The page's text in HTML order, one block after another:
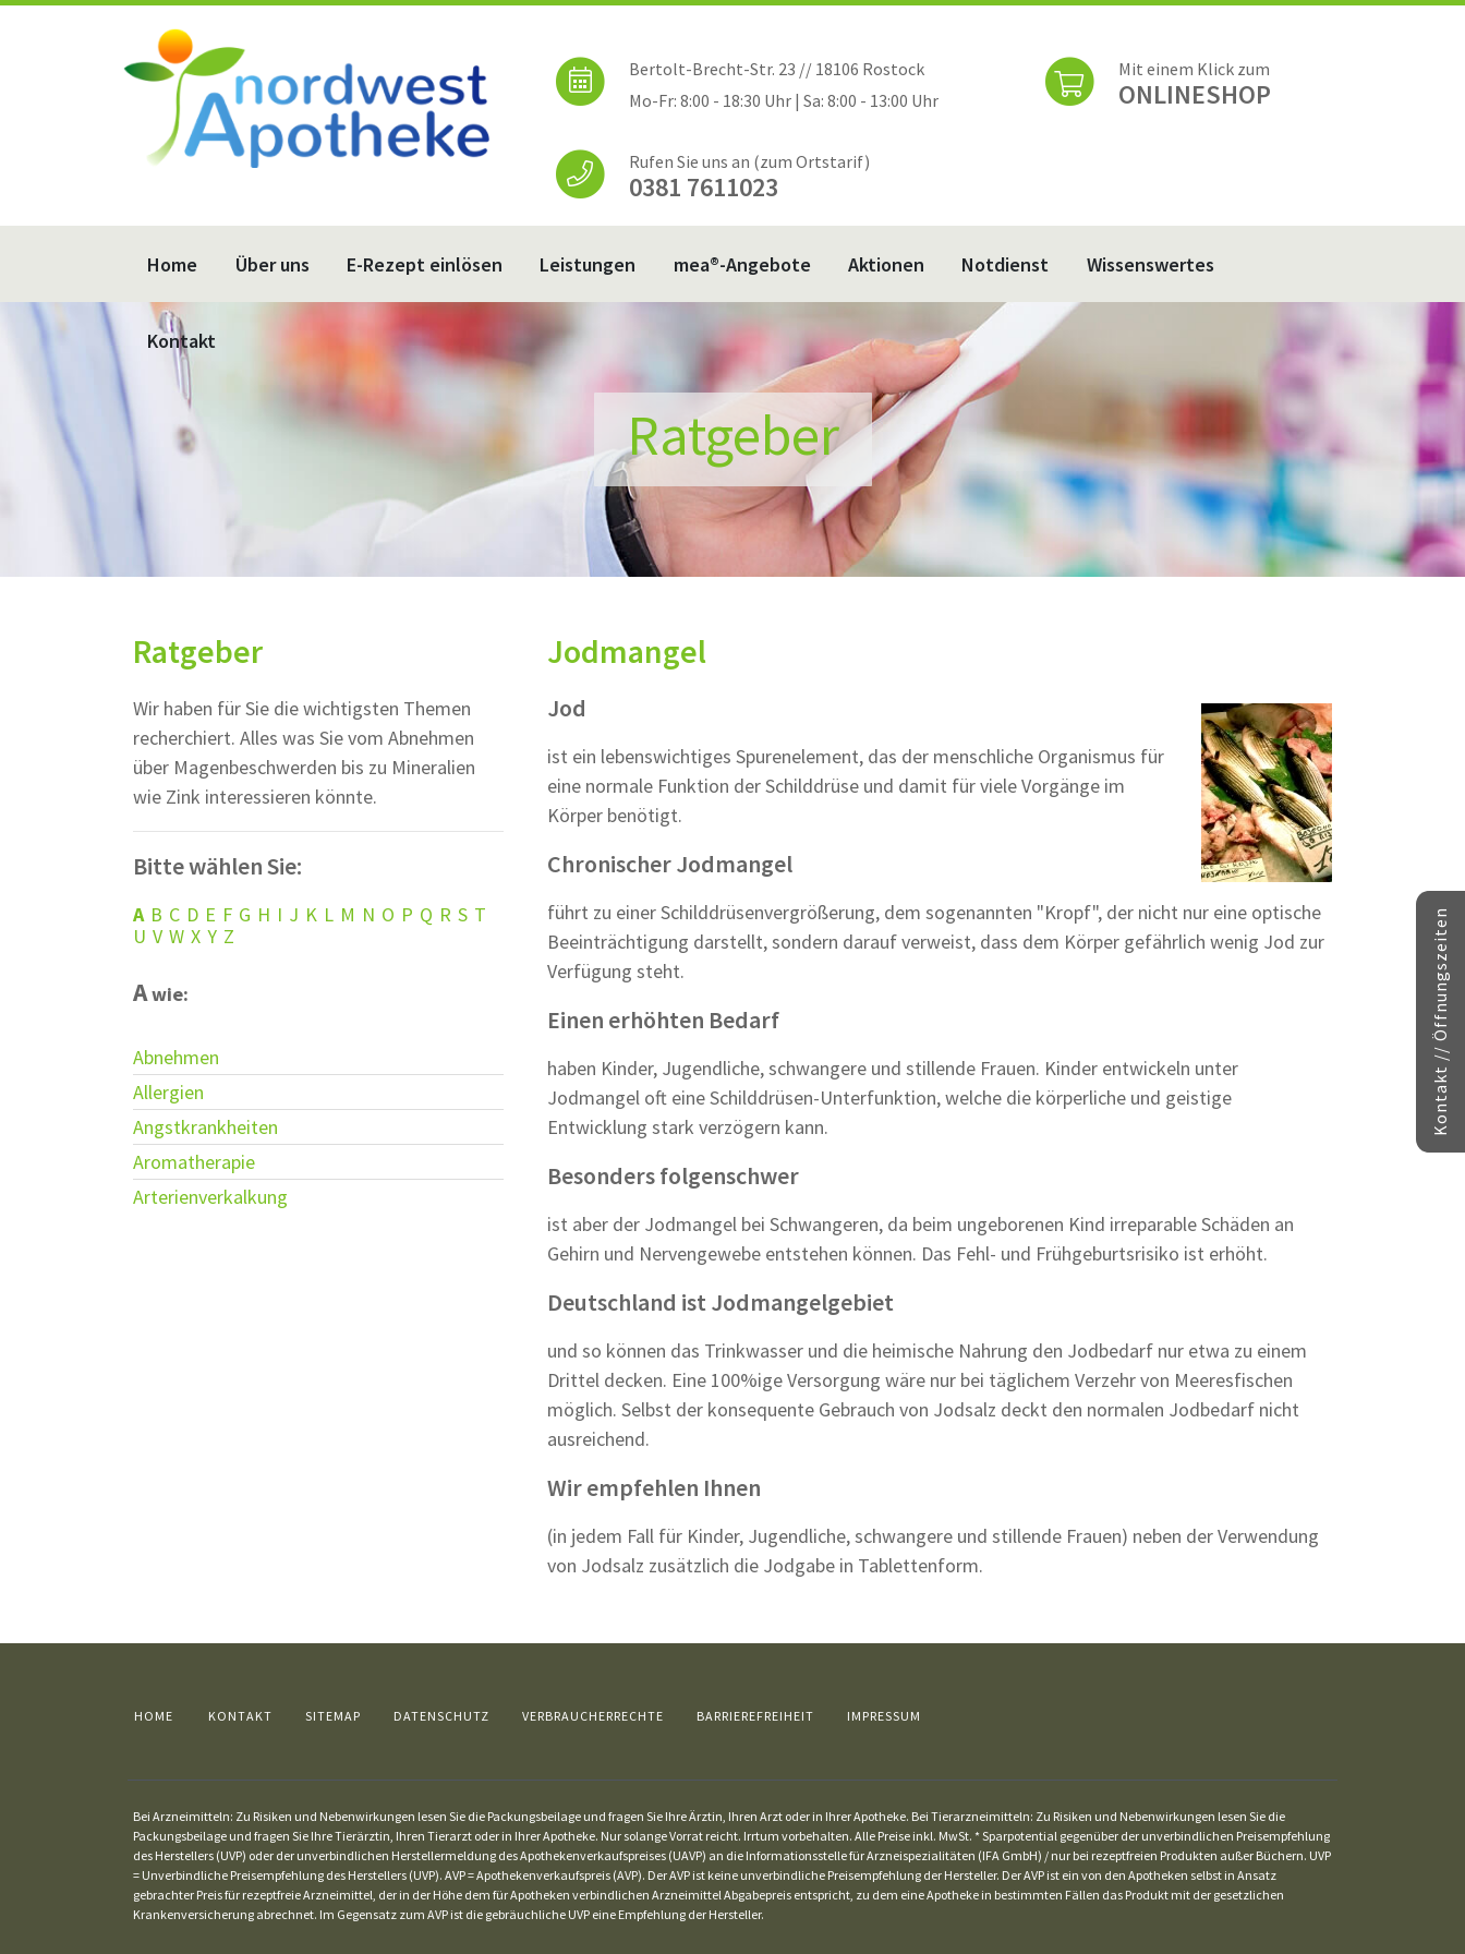
Bertolt-Brecht-Str. 23 // 18106 Rostock
Mo-Fr: 8:00 - 18:30 Uhr | Sa: 8:00 - 13:00 Uhr
Rufen Sie uns an (zum Ortstarif)
0381 7611023
Mit einem Klick zum
ONLINESHOP
Home Über uns E-Rezept einlösen Leistungen mea®-Angebote Aktionen Notdienst Wissenswertes
Kontakt
Ratgeber
Ratgeber
Wir haben für Sie die wichtigsten Themen
recherchiert. Alles was Sie vom Abnehmen
über Magenbeschwerden bis zu Mineralien
wie Zink interessieren könnte.
Bitte wählen Sie:
A B C D E F G H I J K L M N O P Q R S T
U V W X Y Z
Awie:
Abnehmen
Allergien
Angstkrankheiten
Aromatherapie
Arterienverkalkung
Jodmangel
Jod
ist ein lebenswichtiges Spurenelement, das der menschliche Organismus für
eine normale Funktion der Schilddrüse und damit für viele Vorgänge im
Körper benötigt.
Chronischer Jodmangel
führt zu einer Schilddrüsenvergrößerung, dem sogenannten "Kropf", der nicht nur eine optische
Beeinträchtigung darstellt, sondern darauf verweist, dass dem Körper gefährlich wenig Jod zur
Verfügung steht.
Einen erhöhten Bedarf
haben Kinder, Jugendliche, schwangere und stillende Frauen. Kinder entwickeln unter
Jodmangel oft eine Schilddrüsen-Unterfunktion, welche die körperliche und geistige
Entwicklung stark verzögern kann.
Besonders folgenschwer
ist aber der Jodmangel bei Schwangeren, da beim ungeborenen Kind irreparable Schäden an
Gehirn und Nervengewebe entstehen können. Das Fehl- und Frühgeburtsrisiko ist erhöht.
Deutschland ist Jodmangelgebiet
und so können das Trinkwasser und die heimische Nahrung den Jodbedarf nur etwa zu einem
Drittel decken. Eine 100%ige Versorgung wäre nur bei täglichem Verzehr von Meeresfischen
möglich. Selbst der konsequente Gebrauch von Jodsalz deckt den normalen Jodbedarf nicht
ausreichend.
Wir empfehlen Ihnen
(in jedem Fall für Kinder, Jugendliche, schwangere und stillende Frauen) neben der Verwendung
von Jodsalz zusätzlich die Jodgabe in Tablettenform.
HOME KONTAKT SITEMAP DATENSCHUTZ VERBRAUCHERRECHTE BARRIEREFREIHEIT IMPRESSUM
Bei Arzneimitteln: Zu Risiken und Nebenwirkungen lesen Sie die Packungsbeilage und fragen Sie Ihre Ärztin, Ihren Arzt oder in Ihrer Apotheke. Bei Tierarzneimitteln: Zu Risiken und Nebenwirkungen lesen Sie die
Packungsbeilage und fragen Sie Ihre Tierärztin, Ihren Tierarzt oder in Ihrer Apotheke. Nur solange Vorrat reicht. Irrtum vorbehalten. Alle Preise inkl. MwSt. * Sparpotential gegenüber der unverbindlichen Preisempfehlung
des Herstellers (UVP) oder der unverbindlichen Herstellermeldung des Apothekenverkaufspreises (UAVP) an die Informationsstelle für Arzneispezialitäten (IFA GmbH) / nur bei rezeptfreien Produkten außer Büchern. UVP
= Unverbindliche Preisempfehlung des Herstellers (UVP). AVP = Apothekenverkaufspreis (AVP). Der AVP ist keine unverbindliche Preisempfehlung der Hersteller. Der AVP ist ein von den Apotheken selbst in Ansatz
gebrachter Preis für rezeptfreie Arzneimittel, der in der Höhe dem für Apotheken verbindlichen Arzneimittel Abgabepreis entspricht, zu dem eine Apotheke in bestimmten Fällen das Produkt mit der gesetzlichen
Krankenversicherung abrechnet. Im Gegensatz zum AVP ist die gebräuchliche UVP eine Empfehlung der Hersteller.
Kontakt // Öffnungszeiten